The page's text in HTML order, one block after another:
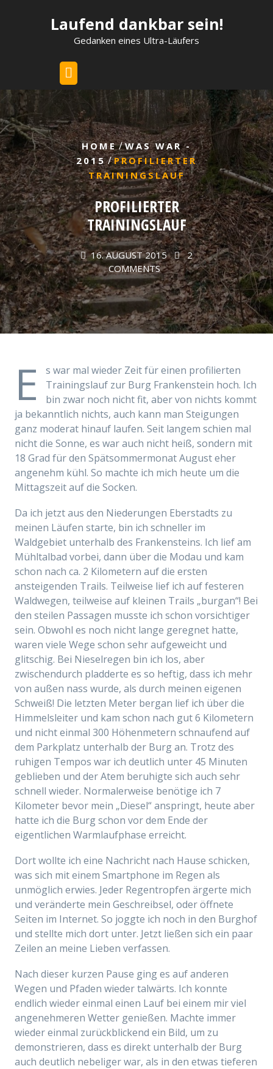
Laufend dankbar sein!
Gedanken eines Ultra-Läufers
HOME/WAS WAR -
2015/PROFILIERTER
TRAININGSLAUF
PROFILIERTER
TRAININGSLAUF
16. AUGUST 2015
2
COMMENTS
E
s war mal wieder Zeit für einen profilierten
Trainingslauf zur Burg Frankenstein hoch. Ich
bin zwar noch nicht fit, aber von nichts kommt
ja bekanntlich nichts, auch kann man Steigungen
ganz moderat hinauf laufen. Seit langem schien mal
nicht die Sonne, es war auch nicht heiß, sondern mit
18 Grad für den Spätsommermonat August eher
angenehm kühl. So machte ich mich heute um die
Mittagszeit auf die Socken.
Da ich jetzt aus den Niederungen Eberstadts zu
meinen Läufen starte, bin ich schneller im
Waldgebiet unterhalb des Frankensteins. Ich lief am
Mühltalbad vorbei, dann über die Modau und kam
schon nach ca. 2 Kilometern auf die ersten
ansteigenden Trails. Teilweise lief ich auf festeren
Waldwegen, teilweise auf kleinen Trails „burgan“! Bei
den steilen Passagen musste ich schon vorsichtiger
sein. Obwohl es noch nicht lange geregnet hatte,
waren viele Wege schon sehr aufgeweicht und
glitschig. Bei Nieselregen bin ich los, aber
zwischendurch pladderte es so heftig, dass ich mehr
von außen nass wurde, als durch meinen eigenen
Schweiß! Die letzten Meter bergan lief ich über die
Himmelsleiter und kam schon nach gut 6 Kilometern
und nicht einmal 300 Höhenmetern schnaufend auf
dem Parkplatz unterhalb der Burg an. Trotz des
ruhigen Tempos war ich deutlich unter 45 Minuten
geblieben und der Atem beruhigte sich auch sehr
schnell wieder. Normalerweise benötige ich 7
Kilometer bevor mein „Diesel“ anspringt, heute aber
hatte ich die Burg schon vor dem Ende der
eigentlichen Warmlaufphase erreicht.
Dort wollte ich eine Nachricht nach Hause schicken,
was sich mit einem Smartphone im Regen als
unmöglich erwies. Jeder Regentropfen ärgerte mich
und veränderte mein Geschreibsel, oder öffnete
Seiten im Internet. So joggte ich noch in den Burghof
und stellte mich dort unter. Jetzt ließen sich ein paar
Zeilen an meine Lieben verfassen.
Nach dieser kurzen Pause ging es auf anderen
Wegen und Pfaden wieder talwärts. Ich konnte
endlich wieder einmal einen Lauf bei einem mir viel
angenehmeren Wetter genießen. Machte immer
wieder einmal zurückblickend ein Bild, um zu
demonstrieren, dass es direkt unterhalb der Burg
auch deutlich nebeliger war, als in den etwas tieferen